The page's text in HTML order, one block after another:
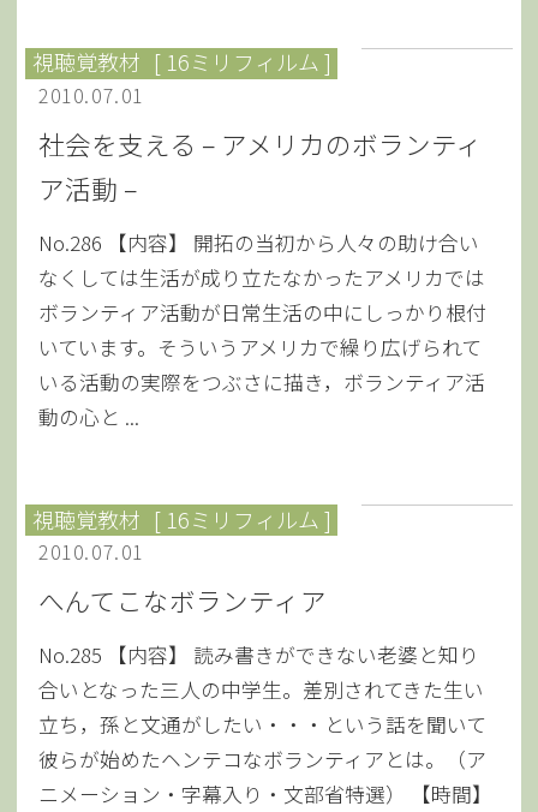
視聴覚教材 [ 16ミリフィルム ]
2010.07.01
社会を支える – アメリカのボランティ
ア活動 –
No.286 【内容】 開拓の当初から人々の助け合い
なくしては生活が成り立たなかったアメリカでは
ボランティア活動が日常生活の中にしっかり根付
いています。そういうアメリカで繰り広げられて
いる活動の実際をつぶさに描き，ボランティア活
動の心と ...
視聴覚教材 [ 16ミリフィルム ]
2010.07.01
へんてこなボランティア
No.285 【内容】 読み書きができない老婆と知り
合いとなった三人の中学生。差別されてきた生い
立ち，孫と文通がしたい・・・という話を聞いて
彼らが始めたヘンテコなボランティアとは。（ア
ニメーション・字幕入り・文部省特選） 【時間】